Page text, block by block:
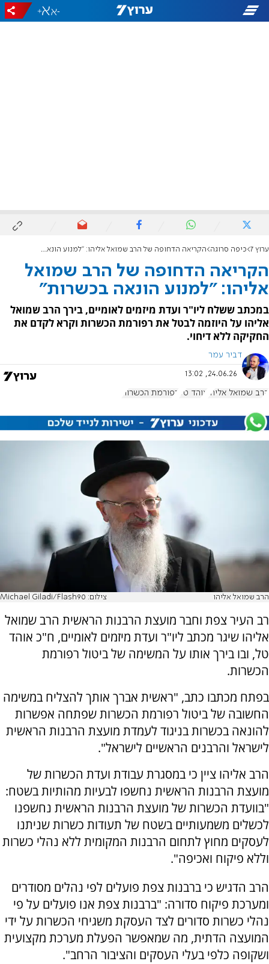
-
+
ערוץ 7 כיפה סרוגה הקריאה הדחופה של הרב שמואל אליהו: "למנוע הונאה בכשרות"
הקריאה הדחופה של הרב שמואל
אליהו: "למנוע הונאה בכשרות"
במכתב ששלח ליו"ר ועדת מיזמים לאומיים, בירך הרב שמואל
אליהו על היוזמה לבטל את רפורמת הכשרות וקרא לקדם את
החקיקה ללא דיחוי.
דביר עמר
24.06.26, 13:02
הרב שמואל אליהו אוהד טל רפורמת הכשרות
הרב שמואל אליהו צילום: Michael Giladi/Flash90
רב העיר צפת וחבר מועצת הרבנות הראשית הרב שמואל
אליהו שיגר מכתב ליו"ר ועדת מיזמים לאומיים, ח"כ אוהד
טל, ובו בירך אותו על המשימה של ביטול רפורמת
הכשרות.
בפתח מכתבו כתב, "ראשית אברך אותך להצליח במשימה
החשובה של ביטול רפורמת הכשרות שפתחה אפשרות
להונאה בכשרות בניגוד לעמדת מועצת הרבנות הראשית
לישראל והרבנים הראשיים לישראל".
הרב אליהו ציין כי במסגרת עבודת ועדת הכשרות של
מועצת הרבנות הראשית נחשפו לבעיות מהותיות בשטח:
"בוועדת הכשרות של מועצת הרבנות הראשית נחשפנו
לכשלים משמעותיים בשטח של תעודות כשרות שניתנו
לעסקים מחוץ לתחום הרבנות המקומית ללא נהלי כשרות
וללא פיקוח ואכיפה".
הרב הדגיש כי ברבנות צפת פועלים לפי נהלים מסודרים
ומערכת פיקוח סדורה: "ברבנות צפת אנו פועלים על פי
נהלי כשרות סדורים לצד העסקת משגיחי הכשרות על ידי
המועצה הדתית, מה שמאפשר הפעלת מערכת מקצועית
ושקופה כלפי בעלי העסקים והציבור הרחב".